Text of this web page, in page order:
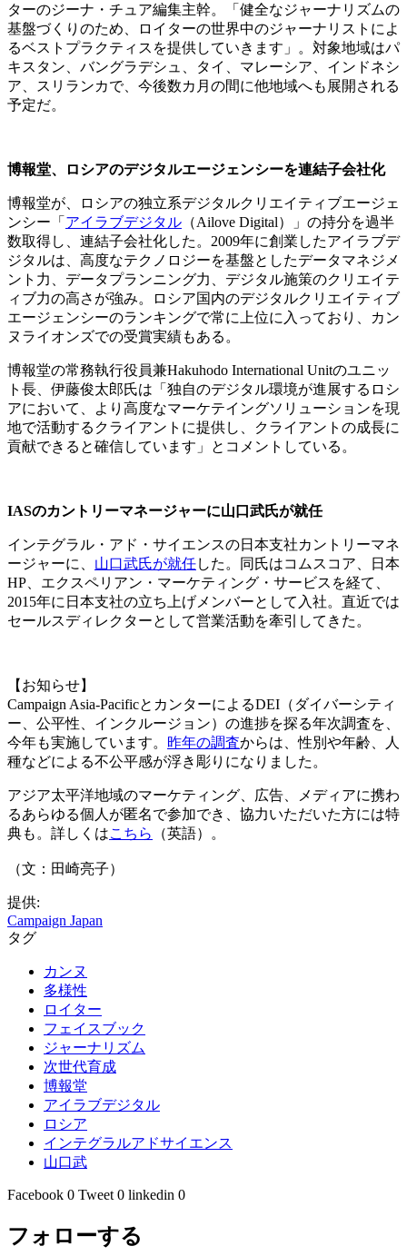
ターのジーナ・チュア編集主幹。「健全なジャーナリズムの
基盤づくりのため、ロイターの世界中のジャーナリストによ
るベストプラクティスを提供していきます」。対象地域はパ
キスタン、バングラデシュ、タイ、マレーシア、インドネシ
ア、スリランカで、今後数カ月の間に他地域へも展開される
予定だ。
博報堂、ロシアのデジタルエージェンシーを連結子会社化
博報堂が、ロシアの独立系デジタルクリエイティブエージェ
ンシー「 アイラブデジタル （Ailove Digital）」の持分を過半
数取得し、連結子会社化した。2009年に創業したアイラブデ
ジタルは、高度なテクノロジーを基盤としたデータマネジメ
ント力、データプランニング力、デジタル施策のクリエイテ
ィブ力の高さが強み。ロシア国内のデジタルクリエイティブ
エージェンシーのランキングで常に上位に入っており、カン
ヌライオンズでの受賞実績もある。
博報堂の常務執行役員兼Hakuhodo International Unitのユニッ
ト長、伊藤俊太郎氏は「独自のデジタル環境が進展するロシ
アにおいて、より高度なマーケテイングソリューションを現
地で活動するクライアントに提供し、クライアントの成長に
貢献できると確信しています」とコメントしている。
IASのカントリーマネージャーに山口武氏が就任
インテグラル・アド・サイエンスの日本支社カントリーマネ
ージャーに、 山口武氏が就任した。同氏はコムスコア、日本
HP、エクスペリアン・マーケティング・サービスを経て、
2015年に日本支社の立ち上げメンバーとして入社。直近では
セールスディレクターとして営業活動を牽引してきた。
【お知らせ】
Campaign Asia-PacificとカンターによるDEI（ダイバーシティ
ー、公平性、インクルージョン）の進捗を探る年次調査を、
今年も実施しています。 昨年の調査からは、性別や年齢、人
種などによる不公平感が浮き彫りになりました。
アジア太平洋地域のマーケティング、広告、メディアに携わ
るあらゆる個人が匿名で参加でき、協力いただいた方には特
典も。詳しくはこちら （英語）。
（文：田崎亮子）
提供:
Campaign Japan
タグ
カンヌ
多様性
ロイター
フェイスブック
ジャーナリズム
次世代育成
博報堂
アイラブデジタル
ロシア
インテグラルアドサイエンス
山口武
Facebook 0 Tweet 0 linkedin 0
フォローする